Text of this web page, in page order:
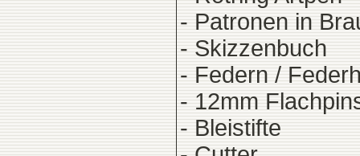
- Patronen in
- Skizzenbuch
- Federn /
- 12mm
- Bleistifte